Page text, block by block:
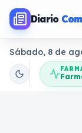
Diario
Sábado, 8 de